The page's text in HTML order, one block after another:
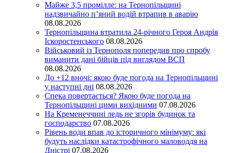
Майже 3,5 промілле: на Тернопільщині
надзвичайно п’яний водій втрапив в аварію
08.08.2026
Тернопільщина втратила 24-річного Героя Андрія
Іскоростенського 08.08.2026
Військовий із Тернополя попередив про спробу
виманити дані бійців під виглядом ВСП
08.08.2026
До +12 вночі: якою буде погода на Тернопільщині
у наступні дні 08.08.2026
Спека повертається? Якою буде погода на
Тернопільщині цими вихідними 07.08.2026
На Кременеччині ледь не згорів будинок та
господарство 07.08.2026
Рівень води впав до історичного мінімуму: які
будуть наслідки катастрофічного маловоддя на
Дністрі 07.08.2026